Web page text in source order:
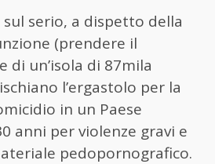
serio, a dispetto della
(prendere il
un’isola di 87mila
l’ergastolo per la
in un Paese
anni per violenze gravi e
pedopornografico.